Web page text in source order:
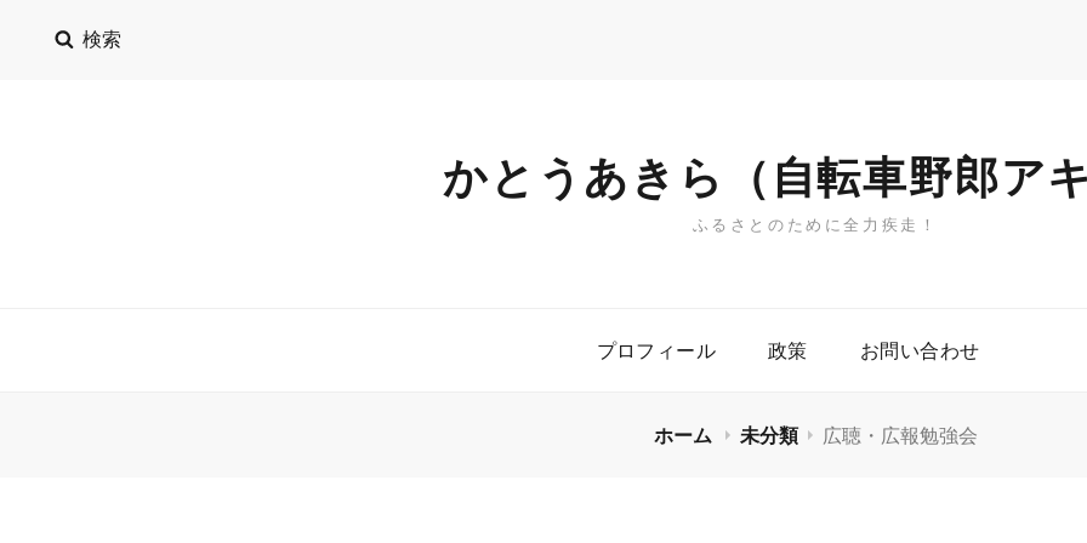
検索
かとうあきら（自転車野郎アキ
ふるさとのために全力疾走！
プロフィール 政策 お問い合わせ
ホーム 未分類 広聴・広報勉強会